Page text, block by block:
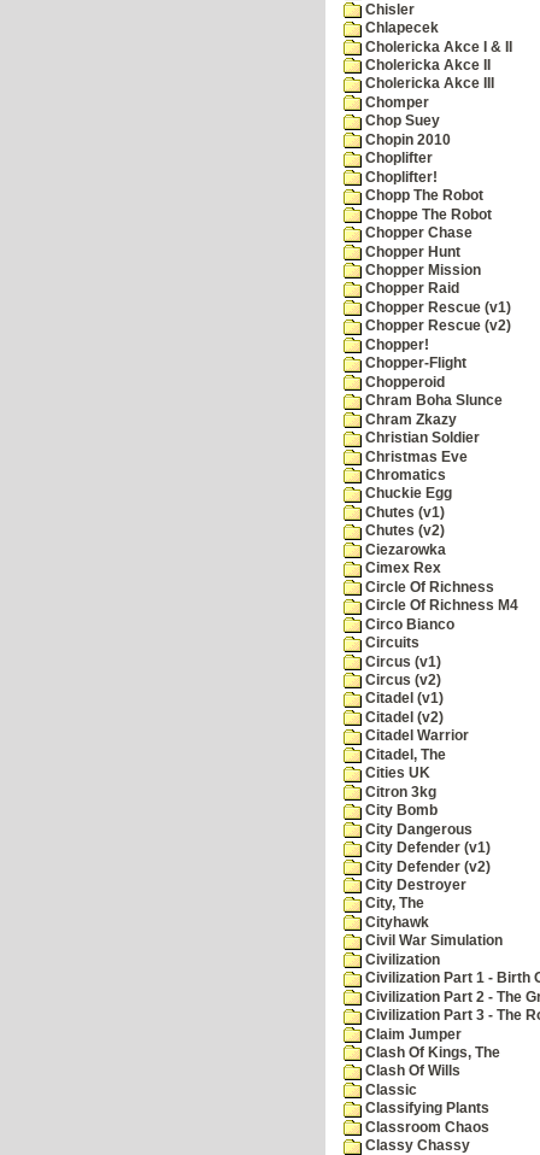
Chisler
Chlapecek
Cholericka Akce I & II
Cholericka Akce II
Cholericka Akce III
Chomper
Chop Suey
Chopin 2010
Choplifter
Choplifter!
Chopp The Robot
Choppe The Robot
Chopper Chase
Chopper Hunt
Chopper Mission
Chopper Raid
Chopper Rescue (v1)
Chopper Rescue (v2)
Chopper!
Chopper-Flight
Chopperoid
Chram Boha Slunce
Chram Zkazy
Christian Soldier
Christmas Eve
Chromatics
Chuckie Egg
Chutes (v1)
Chutes (v2)
Ciezarowka
Cimex Rex
Circle Of Richness
Circle Of Richness M4
Circo Bianco
Circuits
Circus (v1)
Circus (v2)
Citadel (v1)
Citadel (v2)
Citadel Warrior
Citadel, The
Cities UK
Citron 3kg
City Bomb
City Dangerous
City Defender (v1)
City Defender (v2)
City Destroyer
City, The
Cityhawk
Civil War Simulation
Civilization
Civilization Part 1 - Birth
Civilization Part 2 - The
Civilization Part 3 - The
Claim Jumper
Clash Of Kings, The
Clash Of Wills
Classic
Classifying Plants
Classroom Chaos
Classy Chassy